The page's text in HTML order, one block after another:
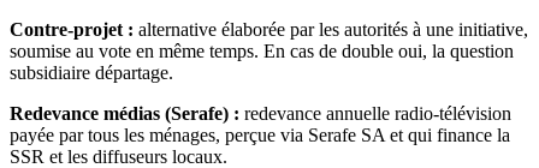
Contre-projet : alternative élaborée par les autorités à une initiative,
soumise au vote en même temps. En cas de double oui, la question
subsidiaire départage.
Redevance médias (Serafe) : redevance annuelle radio-télévision
payée par tous les ménages, perçue via Serafe SA et qui finance la
SSR et les diffuseurs locaux.